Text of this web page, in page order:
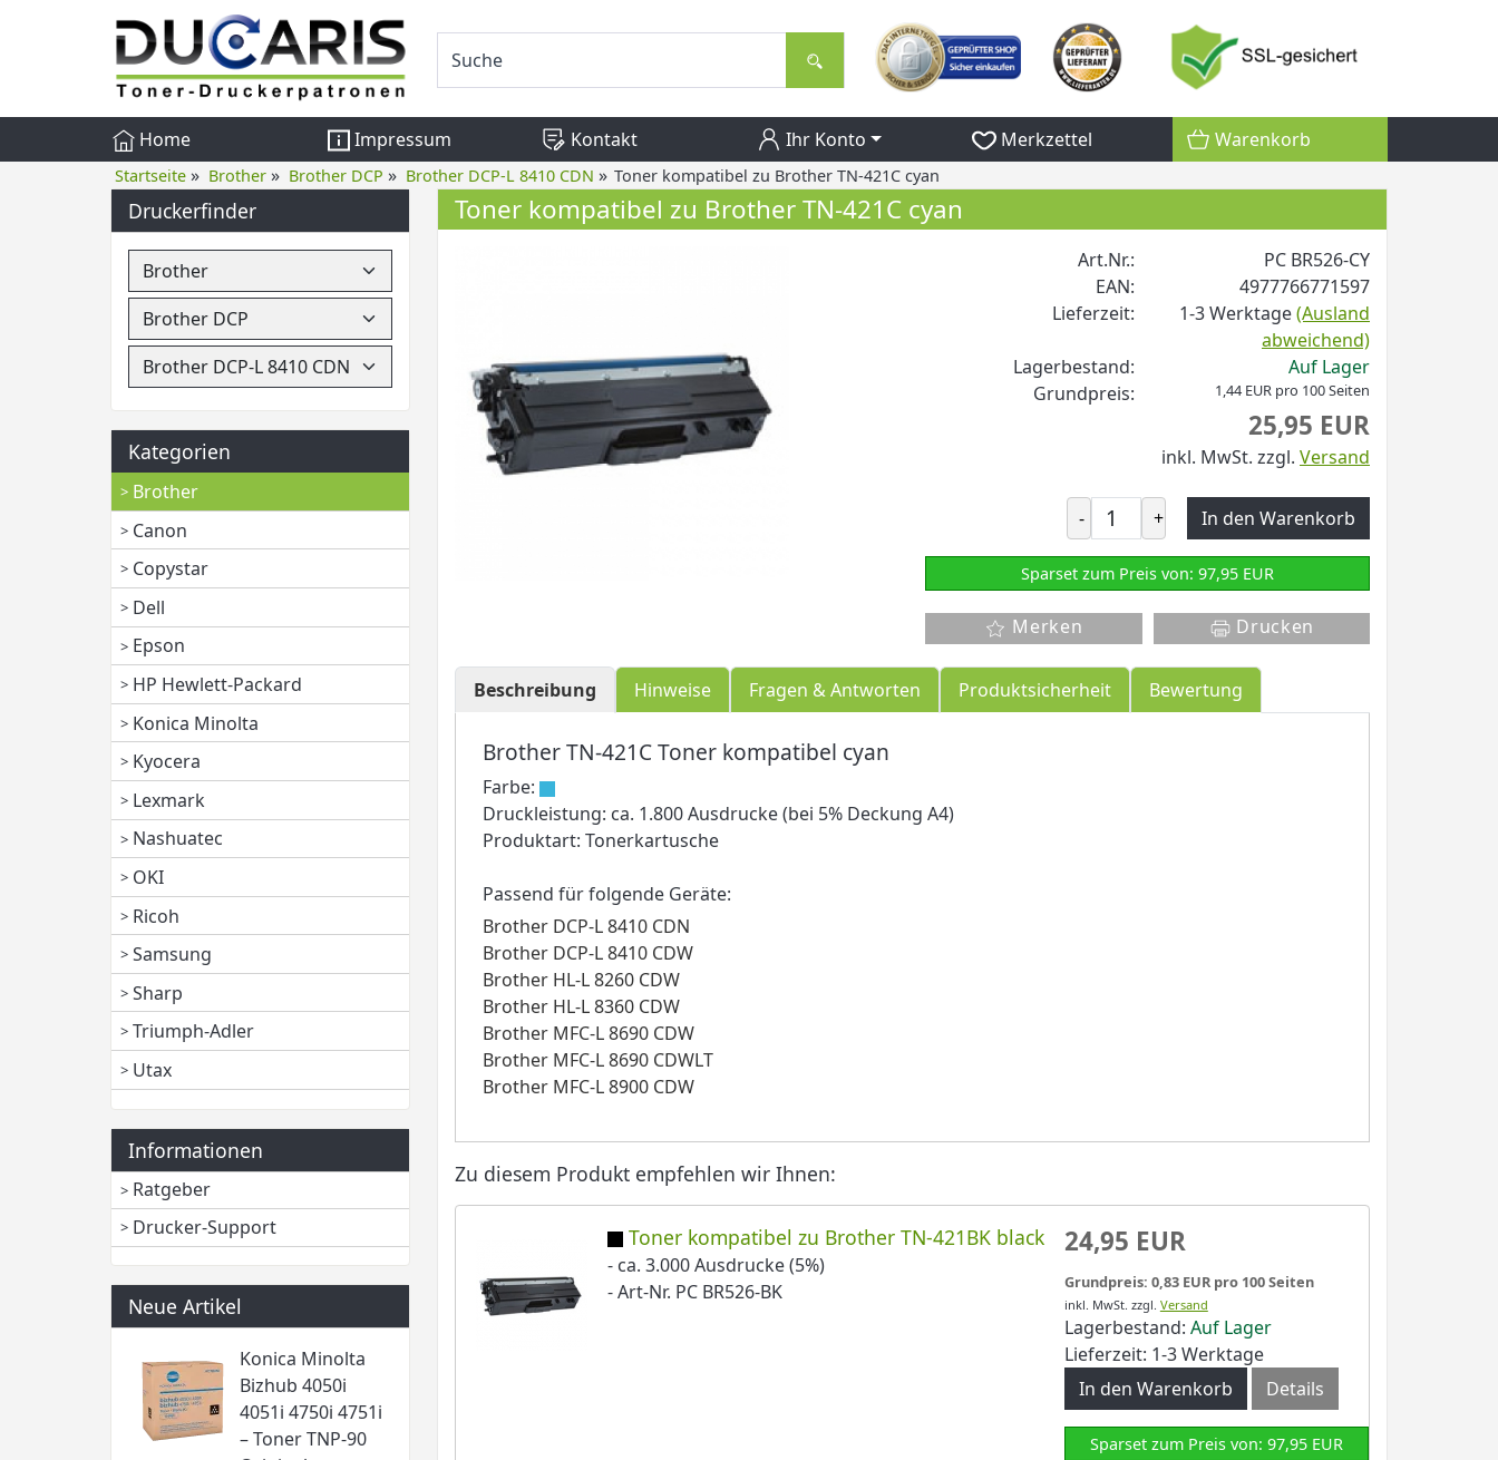
Home Impressum Kontakt Ihr Konto Merkzettel Warenkorb
Startseite » Brother » Brother DCP » Brother DCP-L 8410 CDN » Toner kompatibel zu Brother TN-421C cyan
Druckerfinder
Kategorien
Brother
Canon
Copystar
Dell
Epson
HP Hewlett-Packard
Konica Minolta
Kyocera
Lexmark
Nashuatec
OKI
Ricoh
Samsung
Sharp
Triumph-Adler
Utax
Informationen
Ratgeber
Drucker-Support
Neue Artikel
Konica Minolta
Bizhub 4050i
4051i 4750i 4751i
– Toner TNP-90
Toner kompatibel zu Brother TN-421C cyan
Art.Nr.:
PC BR526-CY
EAN:
4977766771597
Lieferzeit:
1-3 Werktage(Ausland
abweichend)
Lagerbestand:
Auf Lager
Grundpreis:
1,44 EUR pro 100 Seiten
25,95 EUR
inkl. MwSt. zzgl. Versand
- + In den Warenkorb
Sparset zum Preis von: 97,95 EUR
Merken Drucken
Beschreibung Hinweise Fragen & Antworten Produktsicherheit Bewertung
Brother TN-421C Toner kompatibel cyan
Farbe:
Druckleistung: ca. 1.800 Ausdrucke (bei 5% Deckung A4)
Produktart: Tonerkartusche
Passend für folgende Geräte:
Brother DCP-L 8410 CDN
Brother DCP-L 8410 CDW
Brother HL-L 8260 CDW
Brother HL-L 8360 CDW
Brother MFC-L 8690 CDW
Brother MFC-L 8690 CDWLT
Brother MFC-L 8900 CDW
Zu diesem Produkt empfehlen wir Ihnen:
Toner kompatibel zu Brother TN-421BK black
- ca. 3.000 Ausdrucke (5%)
- Art-Nr. PC BR526-BK
24,95 EUR
Grundpreis: 0,83 EUR pro 100 Seiten
inkl. MwSt. zzgl. Versand
Lagerbestand: Auf Lager
Lieferzeit: 1-3 Werktage
In den Warenkorb
Details
Sparset zum Preis von: 97,95 EUR